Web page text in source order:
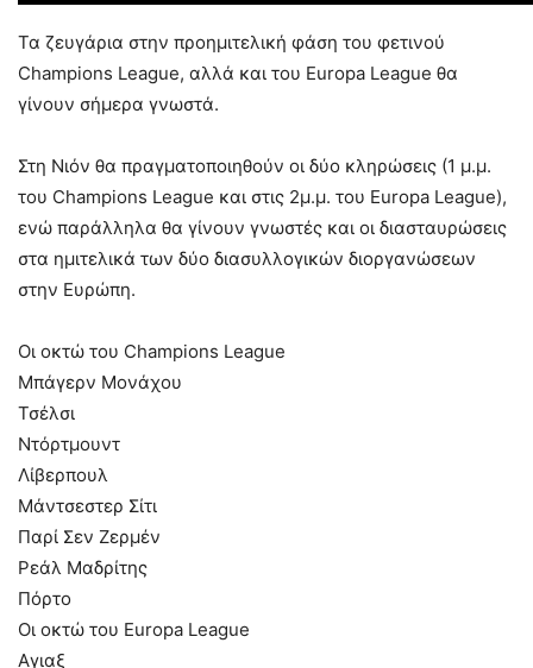
Τα ζευγάρια στην προημιτελική φάση του φετινού
Champions League, αλλά και του Europa League θα
γίνουν σήμερα γνωστά.
Στη Νιόν θα πραγματοποιηθούν οι δύο κληρώσεις (1 μ.μ.
του Champions League και στις 2μ.μ. του Europa League),
ενώ παράλληλα θα γίνουν γνωστές και οι διασταυρώσεις
στα ημιτελικά των δύο διασυλλογικών διοργανώσεων
στην Ευρώπη.
Οι οκτώ του Champions League
Μπάγερν Μονάχου
Τσέλσι
Ντόρτμουντ
Λίβερπουλ
Μάντσεστερ Σίτι
Παρί Σεν Ζερμέν
Ρεάλ Μαδρίτης
Πόρτο
Οι οκτώ του Europa League
Αγιαξ